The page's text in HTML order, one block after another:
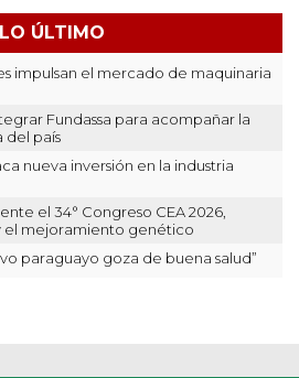
LO ÚLTIMO
impulsan el mercado de maquinaria
Fundassa para acompañar la
del país
nueva inversión en la industria
el 34° Congreso CEA 2026,
el mejoramiento genético
paraguayo goza de buena salud”